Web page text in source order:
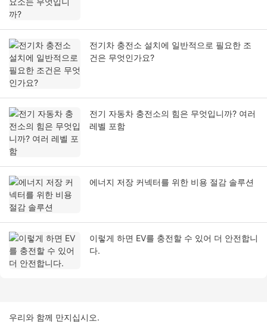
전기차 충전소 설치에 일반적으로 필요한 조
건은 무엇인가요?
전기 자동차 충전소의 힘은 무엇입니까? 여러
레벨 포함
에너지 저장 커넥터를 위한 비용 절감 솔루션
이렇게 하면 EV를 충전할 수 있어 더 안전합니
다.
우리와 함께 만지십시오.